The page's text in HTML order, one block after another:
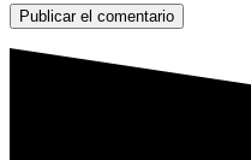
Publicar el comentario